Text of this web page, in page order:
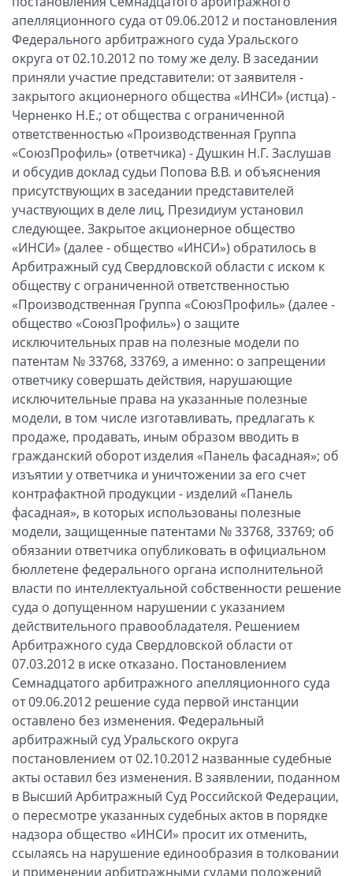
апелляционного суда от 09.06.2012 и постановления
Федерального арбитражного суда Уральского
округа от 02.10.2012 по тому же делу. В заседании
приняли участие представители: от заявителя -
закрытого акционерного общества «ИНСИ» (истца) -
Черненко Н.Е.; от общества с ограниченной
ответственностью «Производственная Группа
«СоюзПрофиль» (ответчика) - Душкин Н.Г. Заслушав
и обсудив доклад судьи Попова В.В. и объяснения
присутствующих в заседании представителей
участвующих в деле лиц, Президиум установил
следующее. Закрытое акционерное общество
«ИНСИ» (далее - общество «ИНСИ») обратилось в
Арбитражный суд Свердловской области с иском к
обществу с ограниченной ответственностью
«Производственная Группа «СоюзПрофиль» (далее -
общество «СоюзПрофиль») о защите
исключительных прав на полезные модели по
патентам № 33768, 33769, а именно: о запрещении
ответчику совершать действия, нарушающие
исключительные права на указанные полезные
модели, в том числе изготавливать, предлагать к
продаже, продавать, иным образом вводить в
гражданский оборот изделия «Панель фасадная»; об
изъятии у ответчика и уничтожении за его счет
контрафактной продукции - изделий «Панель
фасадная», в которых использованы полезные
модели, защищенные патентами № 33768, 33769; об
обязании ответчика опубликовать в официальном
бюллетене федерального органа исполнительной
власти по интеллектуальной собственности решение
суда о допущенном нарушении с указанием
действительного правообладателя. Решением
Арбитражного суда Свердловской области от
07.03.2012 в иске отказано. Постановлением
Семнадцатого арбитражного апелляционного суда
от 09.06.2012 решение суда первой инстанции
оставлено без изменения. Федеральный
арбитражный суд Уральского округа
постановлением от 02.10.2012 названные судебные
акты оставил без изменения. В заявлении, поданном
в Высший Арбитражный Суд Российской Федерации,
о пересмотре указанных судебных актов в порядке
надзора общество «ИНСИ» просит их отменить,
ссылаясь на нарушение единообразия в толковании
и применении арбитражными судами положений